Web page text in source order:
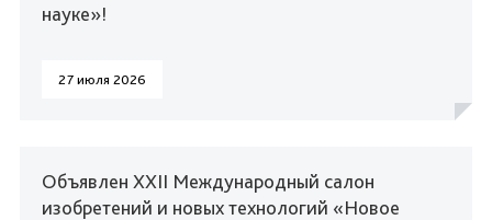
науке»!
27 июля 2026
Объявлен XXII Международный салон
изобретений и новых технологий «Новое